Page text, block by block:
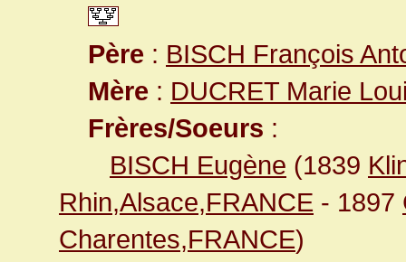
Père : BISCH François
Mère : DUCRET Marie
Frères/Soeurs :
BISCH Eugène (1839
Rhin,Alsace,FRANCE - 1897
Charentes,FRANCE)